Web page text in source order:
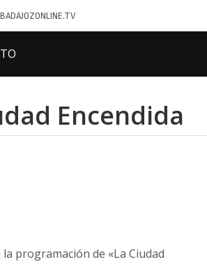
Encendida
programación de «La Ciudad